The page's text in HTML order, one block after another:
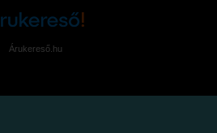
Árukereső.hu